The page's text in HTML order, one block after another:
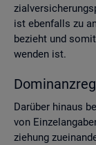
ist eben­falls zu
be­zieht und
wen­den ist.
Dar­über hin­aus
von
zie­hung